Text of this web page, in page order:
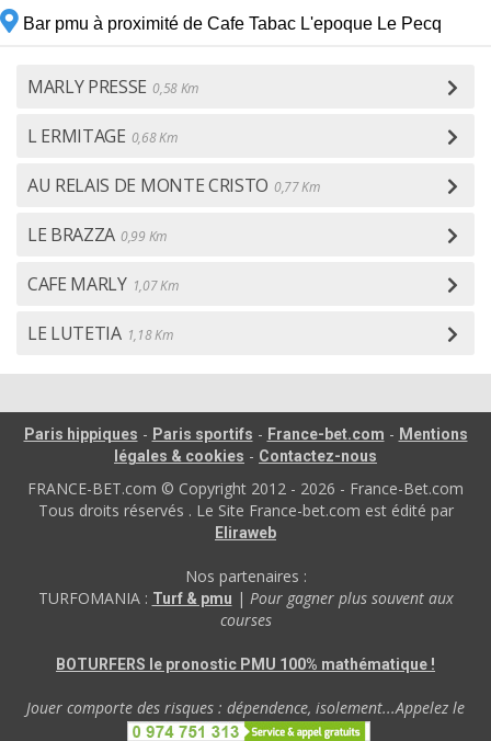
Bar pmu à proximité de Cafe Tabac L'epoque Le Pecq
MARLY PRESSE 0,58 Km
L ERMITAGE 0,68 Km
AU RELAIS DE MONTE CRISTO 0,77 Km
LE BRAZZA 0,99 Km
CAFE MARLY 1,07 Km
LE LUTETIA 1,18 Km
Paris hippiques - Paris sportifs - France-bet.com - Mentions
légales & cookies - Contactez-nous
FRANCE-BET.com © Copyright 2012 - 2026 - France-Bet.com
Tous droits réservés . Le Site France-bet.com est édité par
Eliraweb
Nos partenaires :
TURFOMANIA : Turf & pmu | Pour gagner plus souvent aux
courses
BOTURFERS le pronostic PMU 100% mathématique !
Jouer comporte des risques : dépendence, isolement...Appelez le